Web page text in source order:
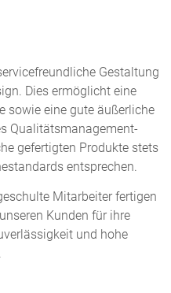
Gestaltung
Dies ermöglicht eine
sowie eine gute äußerliche
Qualitätsmanagement-
gefertigten Produkte stets
entsprechen.
Mitarbeiter fertigen
Kunden für ihre
und hohe